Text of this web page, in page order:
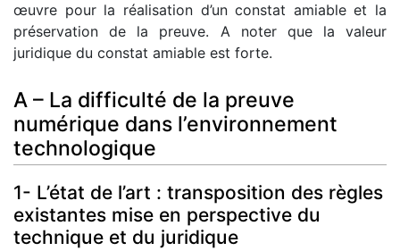
œuvre pour la réalisation d’un constat amiable et la
préservation de la preuve. A noter que la valeur
juridique du constat amiable est forte.
A – La difficulté de la preuve
numérique dans l’environnement
technologique
1- L’état de l’art : transposition des règles
existantes mise en perspective du
technique et du juridique